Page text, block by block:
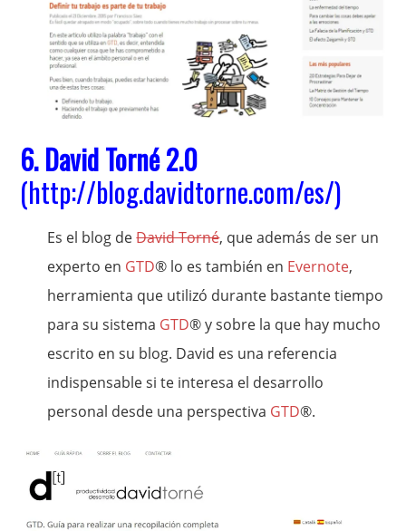
6.David Torné 2.0
(http://blog.davidtorne.com/es/)
Es el blog deDavid Torné, que además de ser un
experto en GTD® lo es también en Evernote,
herramienta que utilizó durante bastante tiempo
para su sistema GTD® y sobre la que hay mucho
escrito en su blog. David es una referencia
indispensable si te interesa el desarrollo
personal desde una perspectiva GTD®.